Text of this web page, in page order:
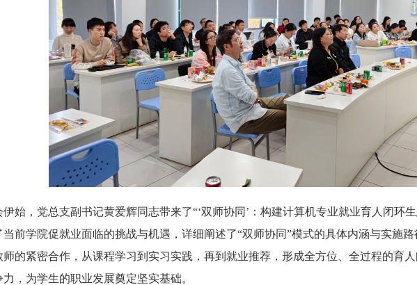
伊始，党总支副书记黄爱辉同志带来了“‘双师协同’：构建计算机专业就业育人闭环
当前学院促就业面临的挑战与机遇，详细阐述了“双师协同”模式的具体内涵与实施
师的紧密合作，从课程学习到实习实践，再到就业推荐，形成全方位、全过程的育
，为学生的职业发展奠定坚实基础。